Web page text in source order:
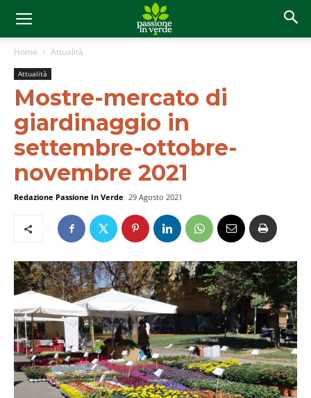
Home Attualità
Attualità
Mostre-mercato di
giardinaggio in
settembre-ottobre-
novembre 2021
Redazione Passione In Verde 29 Agosto 2021